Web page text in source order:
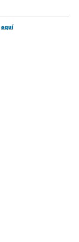
aquí